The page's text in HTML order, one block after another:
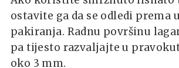
ostavite ga da se odledi prema
pakiranja. Radnu površinu
pa tijesto razvaljajte u
oko 3 mm.